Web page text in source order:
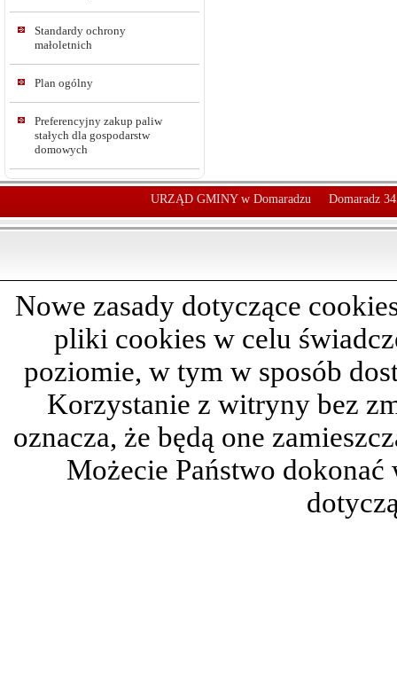
Standardy ochrony
małoletnich
Plan ogólny
Preferencyjny zakup paliw
stałych dla gospodarstw
domowych
URZĄD GMINY w Domaradzu Domaradz
Nowe zasady dotyczące
pliki cookies w celu
poziomie, w tym w sposób
Korzystanie z witryny bez
oznacza, że będą one
Możecie Państwo